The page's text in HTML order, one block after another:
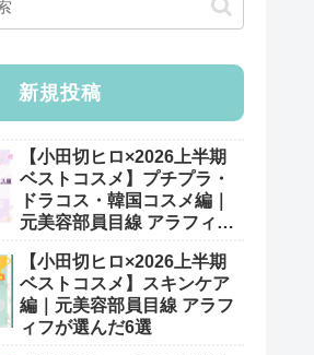
新規投稿
【小田切ヒロ×2026上半期
ベストコスメ】プチプラ・
ドラコス・韓国コスメ編｜
元美容部員目線 アラフィフ
【小田切ヒロ×2026上半期
ベストコスメ】スキンケア
編｜元美容部員目線 アラフ
ィフが選んだ6選